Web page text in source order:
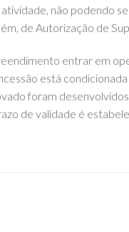
não podendo
de Autorização de
entrar em
está
foram
de validade é